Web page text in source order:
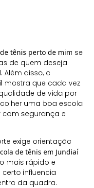
tênis perto de mim se
de quem deseja
Além disso, o
mostra que cada vez
de vida por
uma boa escola
com segurança e
exige orientação
de tênis em Jundiaí
mais rápido e
certo influencia
da quadra.